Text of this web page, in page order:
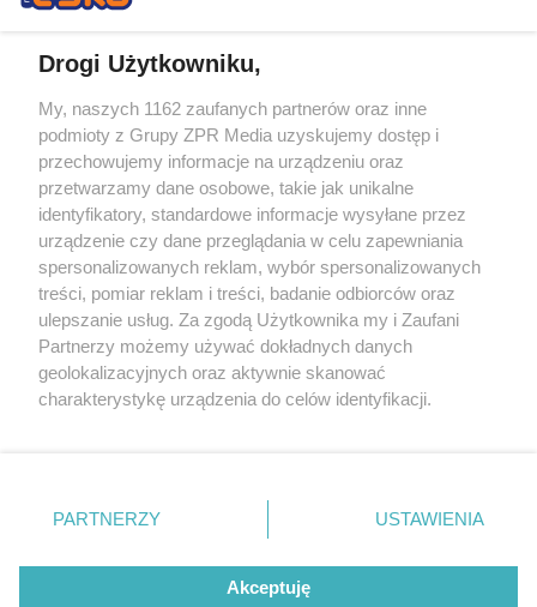
Żaden utwór zamieszczony w serwisie nie może być powielany i
rozpowszechniany lub dalej rozpowszechniany w jakikolwiek sposób (w
tym także elektroniczny lub mechaniczny) na jakimkolwiek polu
eksploatacji w jakiejkolwiek formie, włącznie z umieszczaniem w
Internecie bez pisemnej zgody właściciela praw. Jakiekolwiek użycie lub
wykorzystanie utworów w całości lub w części z naruszeniem prawa,
tzn. bez właściwej zgody, jest zabronione pod groźbą kary i może być
ścigane prawnie.
© 2026 Grupa ZPR Media
Drogi Użytkowniku,
My, naszych 1162 zaufanych partnerów oraz inne
podmioty z Grupy ZPR Media uzyskujemy dostęp i
przechowujemy informacje na urządzeniu oraz
przetwarzamy dane osobowe, takie jak unikalne
identyfikatory, standardowe informacje wysyłane przez
urządzenie czy dane przeglądania w celu zapewniania
spersonalizowanych reklam, wybór spersonalizowanych
treści, pomiar reklam i treści, badanie odbiorców oraz
ulepszanie usług. Za zgodą Użytkownika my i Zaufani
Partnerzy możemy używać dokładnych danych
geolokalizacyjnych oraz aktywnie skanować
charakterystykę urządzenia do celów identyfikacji.
zmienić/wycofać klikając przycisk ustawień prywatności
znajdujący się w lewym dolnym rogu strony
rodzaje przetwarzania danych nie wymagają zgody
użytkownika, ale masz prawo sprzeciwić się takiemu
PARTNERZY USTAWIENIA
Akceptuję